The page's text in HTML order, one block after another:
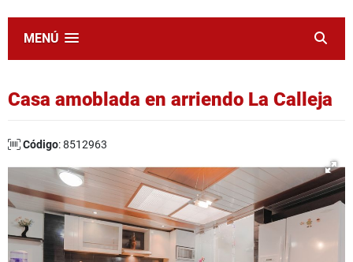
MENÚ
Casa amoblada en arriendo La Calleja
Código: 8512963